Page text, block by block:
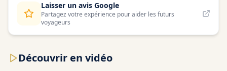
Laisser un avis Google
Partagez votre expérience pour aider les futurs
voyageurs
Découvrir en vidéo